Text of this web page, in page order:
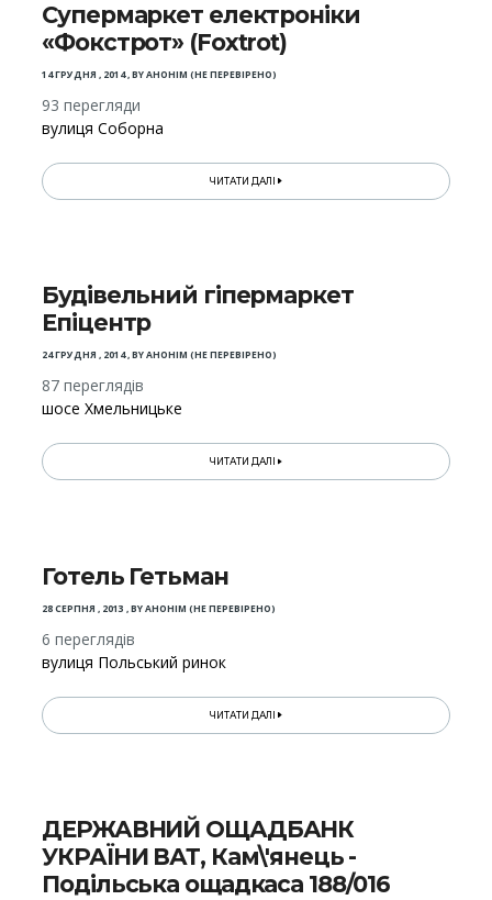
Супермаркет електроніки
«Фокстрот» (Foxtrot)
14 ГРУДНЯ , 2014,BYАНОНІМ (НЕ ПЕРЕВІРЕНО)
93 перегляди
вулиця Соборна
ЧИТАТИ ДАЛІ
Будівельний гіпермаркет
Епіцентр
24 ГРУДНЯ , 2014,BYАНОНІМ (НЕ ПЕРЕВІРЕНО)
87 переглядів
шосе Хмельницьке
ЧИТАТИ ДАЛІ
Готель Гетьман
28 СЕРПНЯ , 2013 ,BYАНОНІМ (НЕ ПЕРЕВІРЕНО)
6 переглядів
вулиця Польський ринок
ЧИТАТИ ДАЛІ
ДЕРЖАВНИЙ ОЩАДБАНК
УКРАЇНИ ВАТ, Кам\'янець -
Подільська ощадкаса 188/016